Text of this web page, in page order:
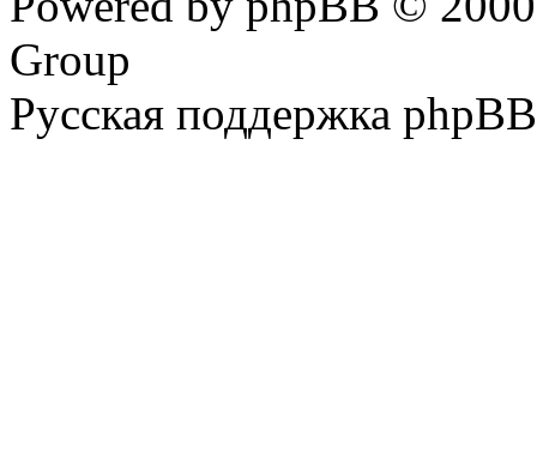
Group
Русская поддержка phpBB